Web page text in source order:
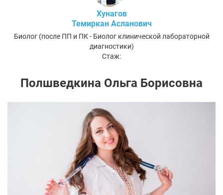
Хунагов
Темиркан Асланович
Биолог (после ПП и ПК - Биолог клинической лабораторной
диагностики)
Стаж:
Полшведкина Ольга Борисовна